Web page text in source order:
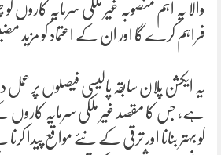
والا یہ اہم منصوبہ غیر ملکی سرمایہ کاروں
فراہم کرے گا اور ان کے اعتماد کو مزید
یہ ایکشن پلان سابقہ پالیسی فیصلوں پر
ہے، جس کا مقصد غیر ملکی سرمایہ کاروں
کو بہتر بنانا اور ترقی کے نئے مواقع پیدا